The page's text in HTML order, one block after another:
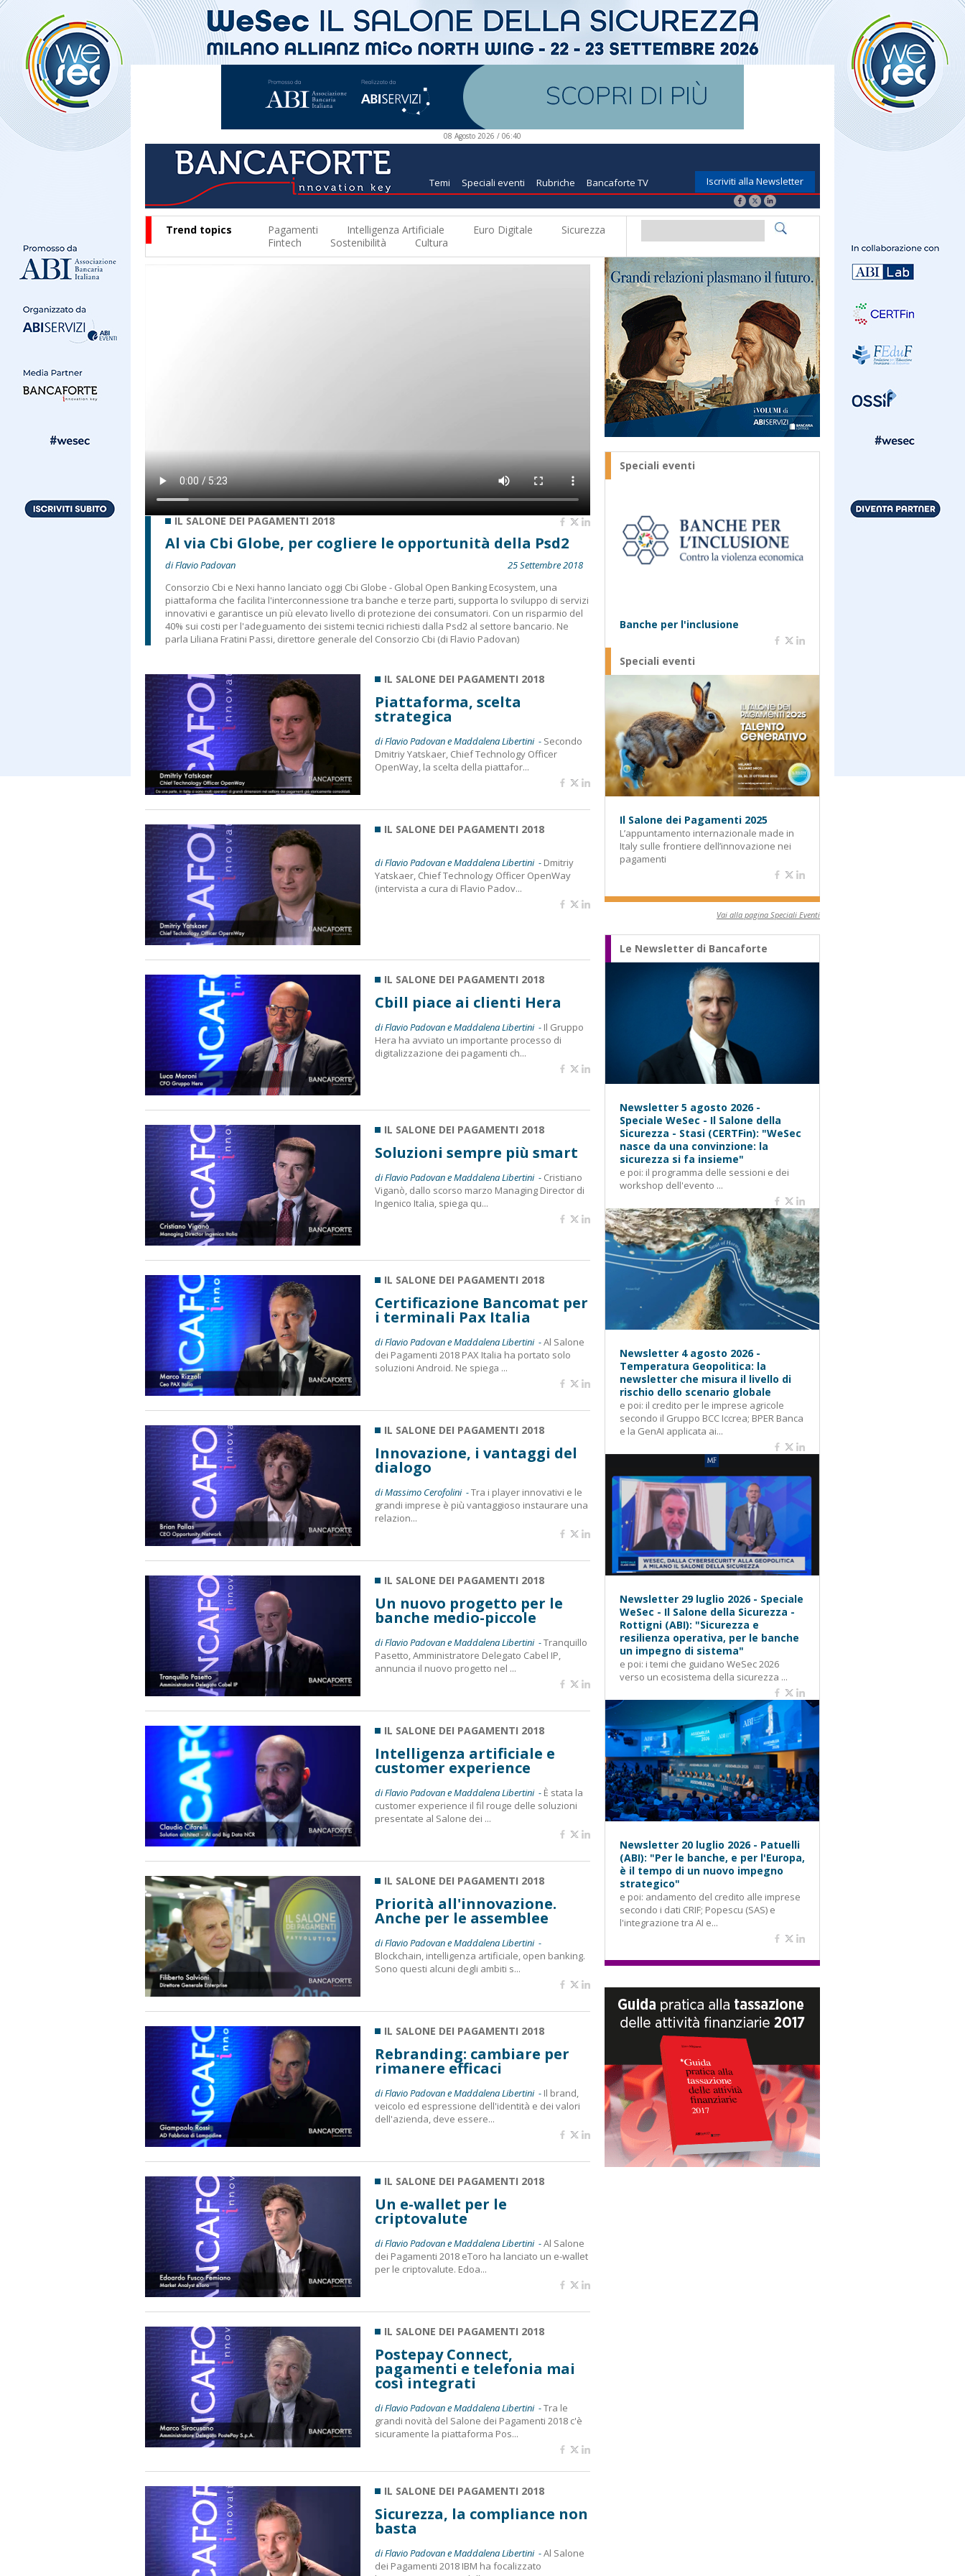
08 Agosto 2026 / 06:40
Temi Speciali eventi Rubriche Bancaforte TV Iscriviti alla Newsletter
Trend topics Pagamenti Intelligenza Artificiale Euro Digitale
Sicurezza
Fintech
Sostenibilità Cultura
IL SALONE DEI PAGAMENTI 2018
Al via Cbi Globe, per cogliere le opportunità della Psd2
di Flavio Padovan
25 Settembre 2018
Consorzio Cbi e Nexi hanno lanciato oggi Cbi Globe - Global Open Banking Ecosystem, una
piattaforma che facilita l'interconnessione tra banche e terze parti, supporta lo sviluppo di servizi
innovativi e garantisce un più elevato livello di protezione dei consumatori. Con un risparmio del
40% sui costi per l'adeguamento dei sistemi tecnici richiesti dalla Psd2 al settore bancario. Ne
parla Liliana Fratini Passi, direttore generale del Consorzio Cbi (di Flavio Padovan)
IL SALONE DEI PAGAMENTI 2018
Piattaforma, scelta
strategica
di Flavio Padovan e Maddalena Libertini - Secondo
Dmitriy Yatskaer, Chief Technology Officer
OpenWay, la scelta della piattafor...
IL SALONE DEI PAGAMENTI 2018
di Flavio Padovan e Maddalena Libertini - Dmitriy
Yatskaer, Chief Technology Officer OpenWay
(intervista a cura di Flavio Padov...
IL SALONE DEI PAGAMENTI 2018
Cbill piace ai clienti Hera
di Flavio Padovan e Maddalena Libertini - Il Gruppo
Hera ha avviato un importante processo di
digitalizzazione dei pagamenti ch...
IL SALONE DEI PAGAMENTI 2018
Soluzioni sempre più smart
di Flavio Padovan e Maddalena Libertini - Cristiano
Viganò, dallo scorso marzo Managing Director di
Ingenico Italia, spiega qu...
IL SALONE DEI PAGAMENTI 2018
Certificazione Bancomat per
i terminali Pax Italia
di Flavio Padovan e Maddalena Libertini -Al Salone
dei Pagamenti 2018 PAX Italia ha portato solo
soluzioni Android. Ne spiega ...
IL SALONE DEI PAGAMENTI 2018
Innovazione, i vantaggi del
dialogo
di Massimo Cerofolini -Tra i player innovativi e le
grandi imprese è più vantaggioso instaurare una
relazion...
IL SALONE DEI PAGAMENTI 2018
Un nuovo progetto per le
banche medio-piccole
di Flavio Padovan e Maddalena Libertini -Tranquillo
Pasetto, Amministratore Delegato Cabel IP,
annuncia il nuovo progetto nel ...
IL SALONE DEI PAGAMENTI 2018
Intelligenza artificiale e
customer experience
di Flavio Padovan e Maddalena Libertini - È stata la
customer experience il fil rouge delle soluzioni
presentate al Salone dei ...
IL SALONE DEI PAGAMENTI 2018
Priorità all'innovazione.
Anche per le assemblee
di Flavio Padovan e Maddalena Libertini -
Blockchain, intelligenza artificiale, open banking.
Sono questi alcuni degli ambiti s...
IL SALONE DEI PAGAMENTI 2018
Rebranding: cambiare per
rimanere efficaci
di Flavio Padovan e Maddalena Libertini - Il brand,
veicolo ed espressione dell'identità e dei valori
dell'azienda, deve essere...
IL SALONE DEI PAGAMENTI 2018
Un e-wallet per le
criptovalute
di Flavio Padovan e Maddalena Libertini -Al Salone
dei Pagamenti 2018 eToro ha lanciato un e-wallet
per le criptovalute. Edoa...
IL SALONE DEI PAGAMENTI 2018
Postepay Connect,
pagamenti e telefonia mai
così integrati
di Flavio Padovan e Maddalena Libertini -Tra le
grandi novità del Salone dei Pagamenti 2018 c'è
sicuramente la piattaforma Pos...
IL SALONE DEI PAGAMENTI 2018
Sicurezza, la compliance non
basta
di Flavio Padovan e Maddalena Libertini -Al Salone
dei Pagamenti 2018 IBM ha focalizzato
Speciali eventi
Banche per l'inclusione
Speciali eventi
Il Salone dei Pagamenti 2025
L’appuntamento internazionale made in
Italy sulle frontiere dell’innovazione nei
pagamenti
Vai alla pagina Speciali Eventi
Le Newsletter di Bancaforte
Newsletter 5 agosto 2026 -
Speciale WeSec - Il Salone della
Sicurezza - Stasi (CERTFin): "WeSec
nasce da una convinzione: la
sicurezza si fa insieme"
e poi: il programma delle sessioni e dei
workshop dell'evento ...
Newsletter 4 agosto 2026 -
Temperatura Geopolitica: la
newsletter che misura il livello di
rischio dello scenario globale
e poi: il credito per le imprese agricole
secondo il Gruppo BCC Iccrea; BPER Banca
e la GenAI applicata ai...
Newsletter 29 luglio 2026 - Speciale
WeSec - Il Salone della Sicurezza -
Rottigni (ABI): "Sicurezza e
resilienza operativa, per le banche
un impegno di sistema"
e poi: i temi che guidano WeSec 2026
verso un ecosistema della sicurezza ...
Newsletter 20 luglio 2026 - Patuelli
(ABI): "Per le banche, e per l'Europa,
è il tempo di un nuovo impegno
strategico"
e poi: andamento del credito alle imprese
secondo i dati CRIF; Popescu (SAS) e
l'integrazione tra AI e...